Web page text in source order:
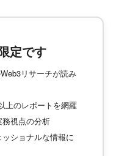
定です
リサーチが読み
上のレポートを網羅
視点の分析
ショナルな情報に